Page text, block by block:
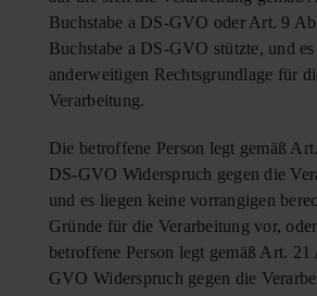
Buchstabe a DS-GVO oder Art. 9
Buchstabe a DS-GVO stützte, und
anderweitigen Rechtsgrundlage für
Verarbeitung.
Die betroffene Person legt gemäß
DS-GVO Widerspruch gegen die
und es liegen keine vorrangigen
Gründe für die Verarbeitung vor,
betroffene Person legt gemäß Art.
GVO Widerspruch gegen die